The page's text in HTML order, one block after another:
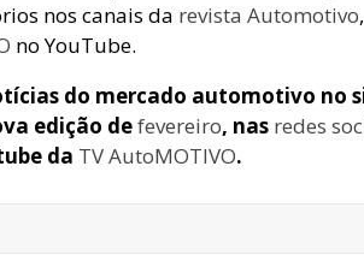
nos canais da revista Automotivo
no YouTube.
do mercado automotivo no
edição defevereiro, nas redes
da TV AutoMOTIVO.